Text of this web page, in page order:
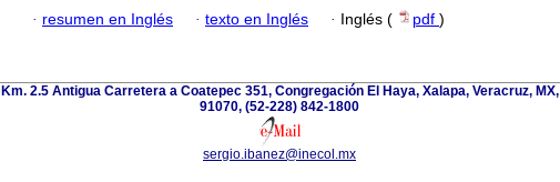
· resumen en Inglés · texto en Inglés · Inglés ( pdf )
Km. 2.5 Antigua Carretera a Coatepec 351, Congregación El Haya, Xalapa, Veracruz, MX,
91070, (52-228) 842-1800
sergio.ibanez@inecol.mx